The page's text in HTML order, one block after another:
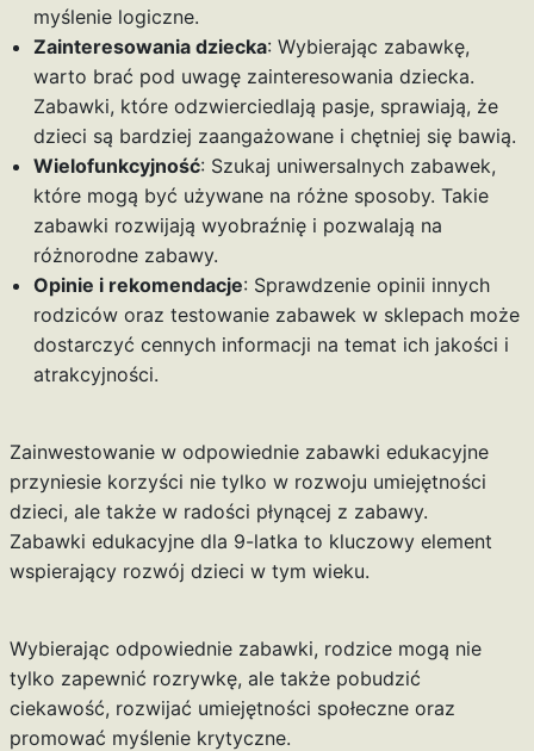
myślenie logiczne.
Zainteresowania dziecka: Wybierając zabawkę,
warto brać pod uwagę zainteresowania dziecka.
Zabawki, które odzwierciedlają pasje, sprawiają, że
dzieci są bardziej zaangażowane i chętniej się bawią.
Wielofunkcyjność: Szukaj uniwersalnych zabawek,
które mogą być używane na różne sposoby. Takie
zabawki rozwijają wyobraźnię i pozwalają na
różnorodne zabawy.
Opinie i rekomendacje: Sprawdzenie opinii innych
rodziców oraz testowanie zabawek w sklepach może
dostarczyć cennych informacji na temat ich jakości i
atrakcyjności.
Zainwestowanie w odpowiednie zabawki edukacyjne
przyniesie korzyści nie tylko w rozwoju umiejętności
dzieci, ale także w radości płynącej z zabawy.
Zabawki edukacyjne dla 9-latka to kluczowy element
wspierający rozwój dzieci w tym wieku.
Wybierając odpowiednie zabawki, rodzice mogą nie
tylko zapewnić rozrywkę, ale także pobudzić
ciekawość, rozwijać umiejętności społeczne oraz
promować myślenie krytyczne.